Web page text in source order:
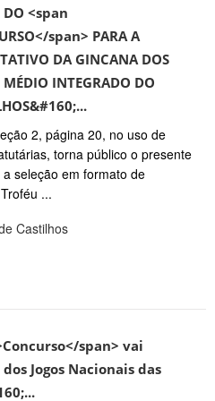
DO <span
span> PARA A
DA GINCANA DOS
INTEGRADO DO
2, página 20, no uso de
torna público o presente
seleção em formato de
...
Castilhos
span> vai
Jogos Nacionais das